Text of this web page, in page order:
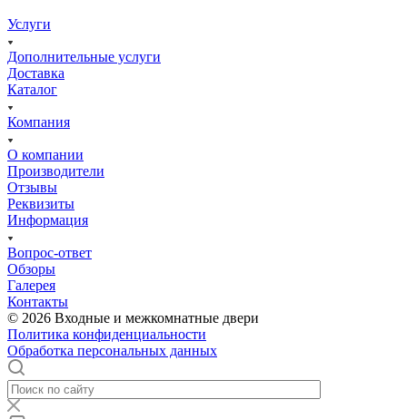
Услуги
Дополнительные услуги
Доставка
Каталог
Компания
О компании
Производители
Отзывы
Реквизиты
Информация
Вопрос-ответ
Обзоры
Галерея
Контакты
© 2026 Входные и межкомнатные двери
Политика конфиденциальности
Обработка персональных данных